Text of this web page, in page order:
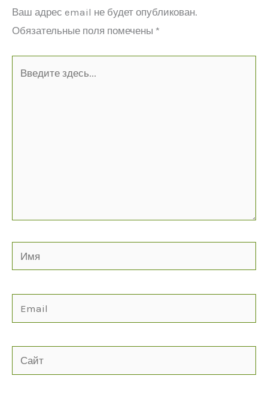
Ваш адрес email не будет опубликован.
Обязательные поля помечены *
здесь...
Имя
Сайт